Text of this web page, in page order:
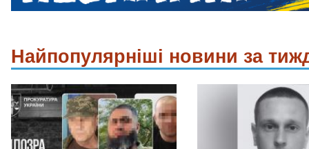
Найпопулярніші новини за